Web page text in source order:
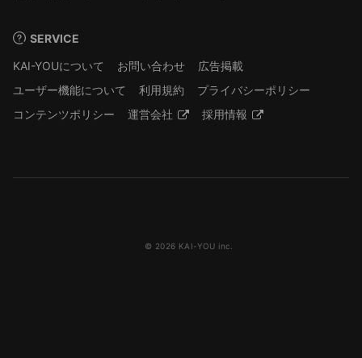
SERVICE
KAI-YOUについて
お問い合わせ
広告掲載
ユーザー機能について
利用規約
プライバシーポリシー
コンテンツポリシー
運営会社 採用情報
© 2026 KAI-YOU inc.